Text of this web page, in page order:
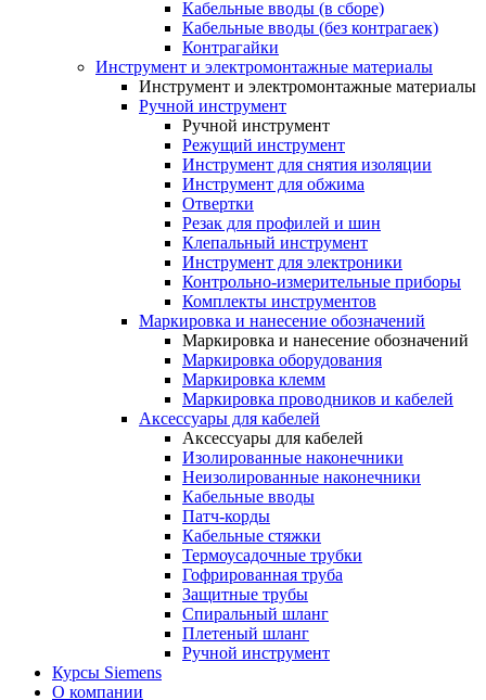
Кабельные вводы (в сборе)
Кабельные вводы (без контрагаек)
Контрагайки
Инструмент и электромонтажные материалы
Инструмент и электромонтажные материалы
Ручной инструмент
Ручной инструмент
Режущий инструмент
Инструмент для снятия изоляции
Инструмент для обжима
Отвертки
Резак для профилей и шин
Клепальный инструмент
Инструмент для электроники
Контрольно-измерительные приборы
Комплекты инструментов
Маркировка и нанесение обозначений
Маркировка и нанесение обозначений
Маркировка оборудования
Маркировка клемм
Маркировка проводников и кабелей
Аксессуары для кабелей
Аксессуары для кабелей
Изолированные наконечники
Неизолированные наконечники
Кабельные вводы
Патч-корды
Кабельные стяжки
Термоусадочные трубки
Гофрированная труба
Защитные трубы
Спиральный шланг
Плетеный шланг
Ручной инструмент
Курсы Siemens
О компании